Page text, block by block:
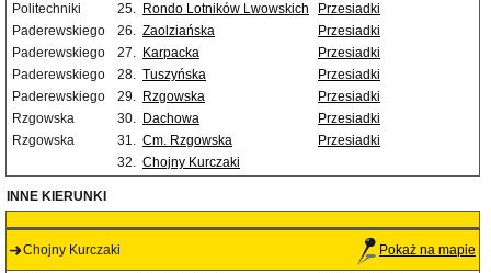
Politechniki
25. Rondo Lotników Lwowskich
Przesiadki
Paderewskiego
26. Zaolziańska
Przesiadki
Paderewskiego
27. Karpacka
Przesiadki
Paderewskiego
28. Tuszyńska
Przesiadki
Paderewskiego
29. Rzgowska
Przesiadki
Rzgowska
30. Dachowa
Przesiadki
Rzgowska
31. Cm. Rzgowska
Przesiadki
32. Chojny Kurczaki
INNE KIERUNKI
Chojny Kurczaki Pokaż na mapie